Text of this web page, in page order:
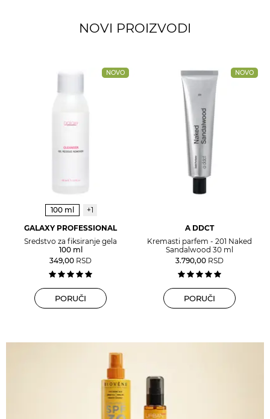
NOVI PROIZVODI
NOVO
100 ml
+1
GALAXY PROFESSIONAL
Sredstvo za fiksiranje gela
100 ml
349,00 RSD
PORUČI
NOVO
A DDCT
Kremasti parfem - 201 Naked
Sandalwood 30 ml
3.790,00 RSD
PORUČI